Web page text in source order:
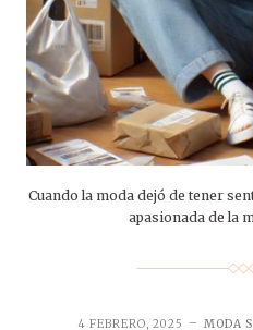
Cuando la moda dejó de tener
apasionada de la
4 FEBRERO, 2025 MODA